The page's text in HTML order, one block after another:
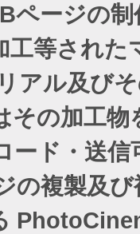
ージの制
工等され
アル及び
の加工物
ード・送信
複製及び